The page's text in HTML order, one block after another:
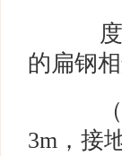
度不
的扁钢
（2
3m，接